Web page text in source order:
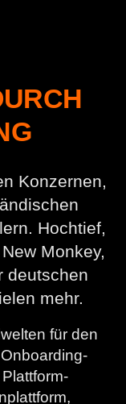
Konzernen,
Hochtief,
Monkey,
deutschen
mehr.
für den